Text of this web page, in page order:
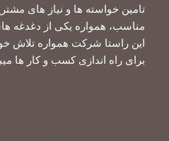
تامین خواسته ها و نیاز های
مناسب، همواره یکی از دغدغه
این راستا شرکت همواره تلاش
برای راه اندازی کسب و کار ها